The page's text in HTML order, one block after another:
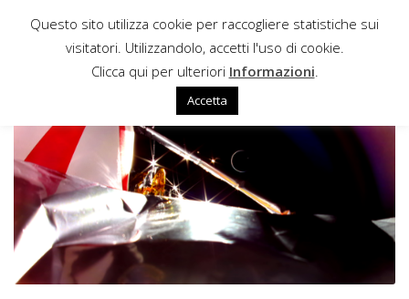
Sotto il contenuto
TETROSSIDO DI AZOTO
Questo sito utilizza cookie per raccogliere statistiche sui
visitatori. Utilizzandolo, accetti l'uso di cookie.
Clicca qui per ulteriori Informazioni
Accetta